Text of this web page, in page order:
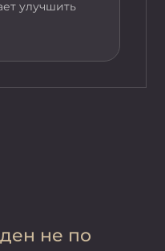
улучшить
не по